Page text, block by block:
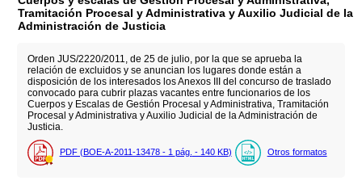
Tramitación Procesal y Administrativa y Auxilio Judicial de la
Administración de Justicia
Orden JUS/2220/2011, de 25 de julio, por la que se aprueba la
relación de excluidos y se anuncian los lugares donde están a
disposición de los interesados los Anexos III del concurso de traslado
convocado para cubrir plazas vacantes entre funcionarios de los
Cuerpos y Escalas de Gestión Procesal y Administrativa, Tramitación
Procesal y Administrativa y Auxilio Judicial de la Administración de
Justicia.
PDF (BOE-A-2011-13478 - 1 pág. - 140 KB) Otros formatos